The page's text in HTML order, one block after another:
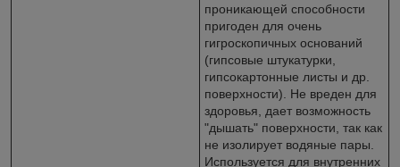
проникающей способности
пригоден для очень
гигроскопичных оснований
(гипсовые штукатурки,
гипсокартонные листы и др.
поверхности). Не вреден для
здоровья, дает возможность
"дышать" поверхности, так как
не изолирует водяные пары.
Используется для внутренних